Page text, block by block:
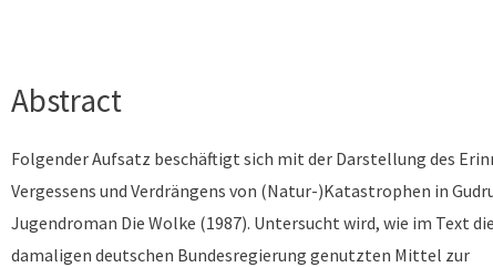
Abstract
Folgender Aufsatz beschäftigt sich mit der Darstellung des
Vergessens und Verdrängens von (Natur-)Katastrophen in
Jugendroman Die Wolke (1987). Untersucht wird, wie im Text
damaligen deutschen Bundesregierung genutzten Mittel zur